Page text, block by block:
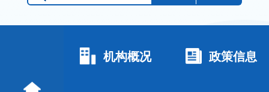
机构概况 政策信息